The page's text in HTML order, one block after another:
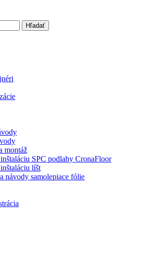
Hľadať
montáž
SPC podlahy CronaFloor
líšt
návody samolepiace fólie